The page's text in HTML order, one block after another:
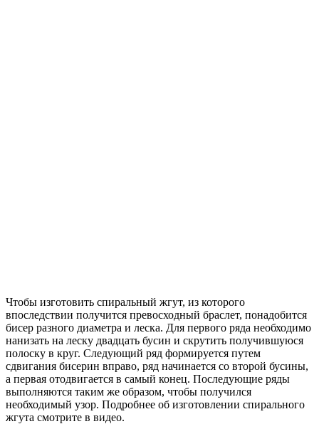
Чтобы изготовить спиральный жгут, из которого
впоследствии получится превосходный браслет, понадобится
бисер разного диаметра и леска. Для первого ряда необходимо
нанизать на леску двадцать бусин и скрутить получившуюся
полоску в круг. Следующий ряд формируется путем
сдвигания бисерин вправо, ряд начинается со второй бусины,
а первая отодвигается в самый конец. Последующие ряды
выполняются таким же образом, чтобы получился
необходимый узор. Подробнее об изготовлении спирального
жгута смотрите в видео.